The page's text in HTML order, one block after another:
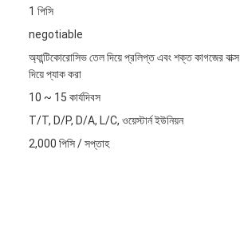
1 পিসি
negotiable
অ্যান্টিকোরোসিভ তেল দিয়ে প্রলিপ্ত এবং শক্ত কাগজের বাক্স
দিয়ে প্যাক করা
10 ~ 15 কার্যদিবস
T/T, D/P, D/A, L/C, ওয়েস্টার্ন ইউনিয়ন
2,000 পিসি / সপ্তাহ